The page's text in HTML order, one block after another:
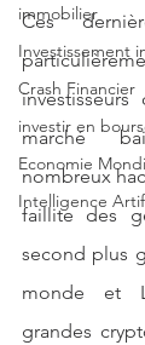
immobilier
Investissement
Crash Financier
investir en
Economie
Intelligence
Ces
marché
nombreux
faillite des
second plus
monde et
grandes